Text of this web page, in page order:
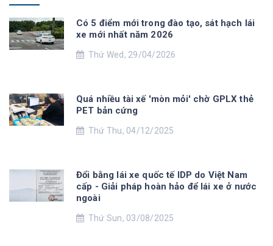
Có 5 điểm mới trong đào tạo, sát hạch lái
xe mới nhất năm 2026
Thứ Wed, 29/04/2026
Quá nhiều tài xế 'mòn mỏi' chờ GPLX thẻ
PET bản cứng
Thứ Thu, 04/12/2025
Đổi bằng lái xe quốc tế IDP do Việt Nam
cấp - Giải pháp hoàn hảo để lái xe ở nước
ngoài
Thứ Sun, 03/08/2025